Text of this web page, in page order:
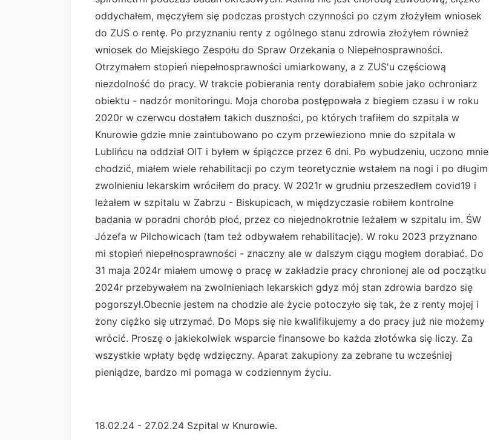
oddychałem, męczyłem się podczas prostych czynności po czym złożyłem wniosek
do ZUS o rentę. Po przyznaniu renty z ogólnego stanu zdrowia złożyłem również
wniosek do Miejskiego Zespołu do Spraw Orzekania o Niepełnosprawności.
Otrzymałem stopień niepełnosprawności umiarkowany, a z ZUS'u częściową
niezdolność do pracy. W trakcie pobierania renty dorabiałem sobie jako ochroniarz
obiektu - nadzór monitoringu. Moja choroba postępowała z biegiem czasu i w roku
2020r w czerwcu dostałem takich duszności, po których trafiłem do szpitala w
Knurowie gdzie mnie zaintubowano po czym przewieziono mnie do szpitala w
Lublińcu na oddział OIT i byłem w śpiączce przez 6 dni. Po wybudzeniu, uczono mnie
chodzić, miałem wiele rehabilitacji po czym teoretycznie wstałem na nogi i po długim
zwolnieniu lekarskim wróciłem do pracy. W 2021r w grudniu przeszedłem covid19 i
leżałem w szpitalu w Zabrzu - Biskupicach, w międzyczasie robiłem kontrolne
badania w poradni chorób płoć, przez co niejednokrotnie leżałem w szpitalu im. ŚW
Józefa w Pilchowicach (tam też odbywałem rehabilitacje). W roku 2023 przyznano
mi stopień niepełnosprawności - znaczny ale w dalszym ciągu mogłem dorabiać. Do
31 maja 2024r miałem umowę o pracę w zakładzie pracy chronionej ale od początku
2024r przebywałem na zwolnieniach lekarskich gdyz mój stan zdrowia bardzo się
pogorszył.Obecnie jestem na chodzie ale życie potoczyło się tak, że z renty mojej i
żony ciężko się utrzymać. Do Mops się nie kwalifikujemy a do pracy już nie możemy
wrócić. Proszę o jakiekolwiek wsparcie finansowe bo każda złotówka się liczy. Za
wszystkie wpłaty będę wdzięczny. Aparat zakupiony za zebrane tu wcześniej
pieniądze, bardzo mi pomaga w codziennym życiu.
18.02.24 - 27.02.24 Szpital w Knurowie.